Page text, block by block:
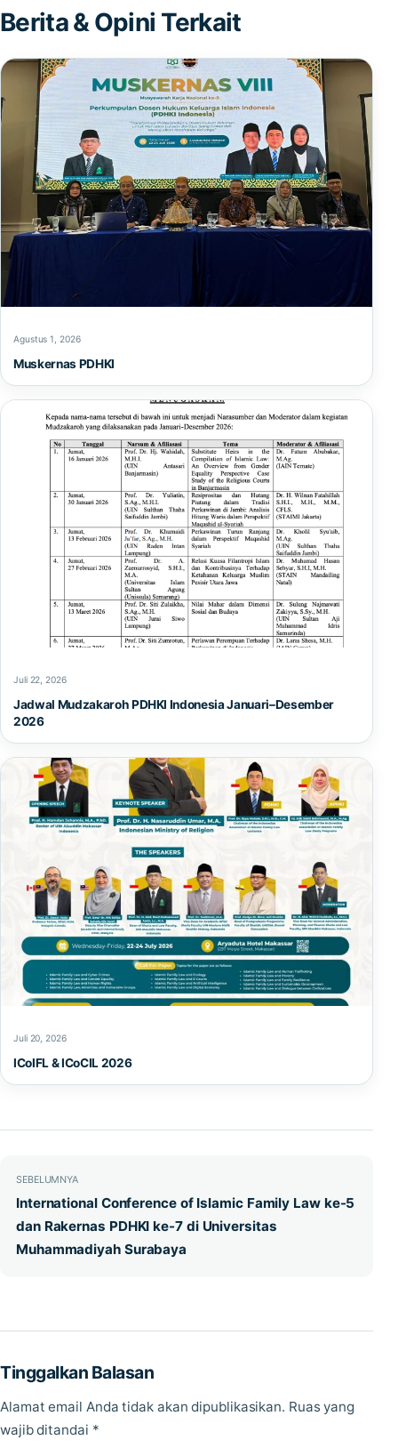
Berita & Opini Terkait
Agustus 1, 2026
Muskernas PDHKI
Juli 22, 2026
Jadwal Mudzakaroh PDHKI Indonesia Januari–Desember
2026
Juli 20, 2026
ICoIFL & ICoCIL 2026
Navigasi pos
SEBELUMNYA
International Conference of Islamic Family Law ke-5
dan Rakernas PDHKI ke-7 di Universitas
Muhammadiyah Surabaya
Tinggalkan Balasan
Alamat email Anda tidak akan dipublikasikan. Ruas yang
wajib ditandai *